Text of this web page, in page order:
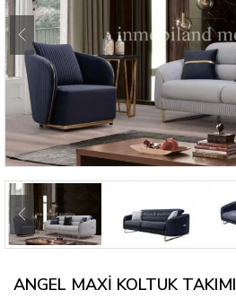
ANGEL MAXI KOLTUK TAKIMI